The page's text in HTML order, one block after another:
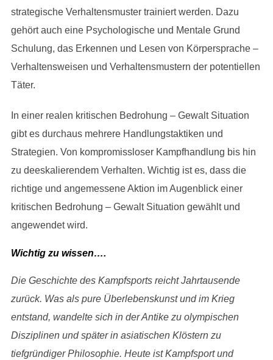
strategische Verhaltensmuster trainiert werden. Dazu
gehört auch eine Psychologische und Mentale Grund
Schulung, das Erkennen und Lesen von Körpersprache –
Verhaltensweisen und Verhaltensmustern der potentiellen
Täter.
In einer realen kritischen Bedrohung – Gewalt Situation
gibt es durchaus mehrere Handlungstaktiken und
Strategien. Von kompromissloser Kampfhandlung bis hin
zu deeskalierendem Verhalten. Wichtig ist es, dass die
richtige und angemessene Aktion im Augenblick einer
kritischen Bedrohung – Gewalt Situation gewählt und
angewendet wird.
Wichtig zu wissen….
Die Geschichte des Kampfsports reicht Jahrtausende
zurück. Was als pure Überlebenskunst und im Krieg
entstand, wandelte sich in der Antike zu olympischen
Disziplinen und später in asiatischen Klöstern zu
tiefgründiger Philosophie. Heute ist Kampfsport und